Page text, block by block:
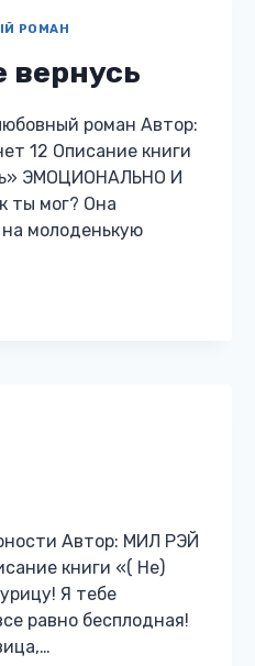
РОМАН
вернусь
роман Автор:
12 Описание книги
ЭМОЦИОНАЛЬНО И
ты мог? Она
молоденькую
Автор: МИЛ РЭЙ
книги «( Не)
Я тебе
равно бесплодная!